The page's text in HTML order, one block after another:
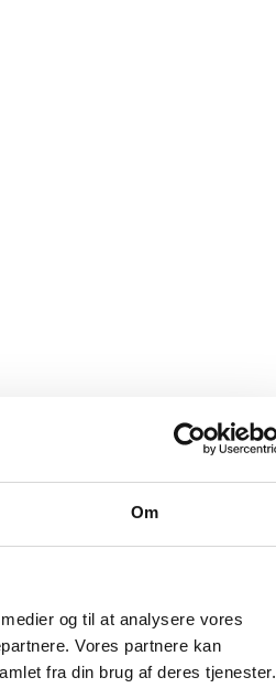
Om
og til at analysere vores
Vores partnere kan
fra din brug af deres tjenester.